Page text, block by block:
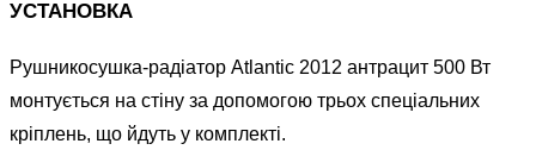
УСТАНОВКА
Рушникосушка-радіатор Atlantic 2012 антрацит 500 Вт
монтується на стіну за допомогою трьох спеціальних
кріплень, що йдуть у комплекті.